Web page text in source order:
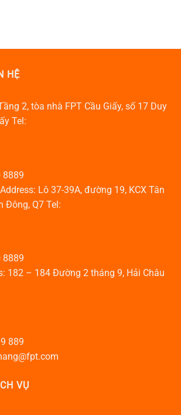
HỆ
2, tòa nhà FPT Cầu Giấy, số 17 Duy
Tel:
8889
Lô 37-39A, đường 19, KCX Tân
Đông, Q7 Tel:
8889
182 – 184 Đường 2 tháng 9, Hải Châu
889
VỤ